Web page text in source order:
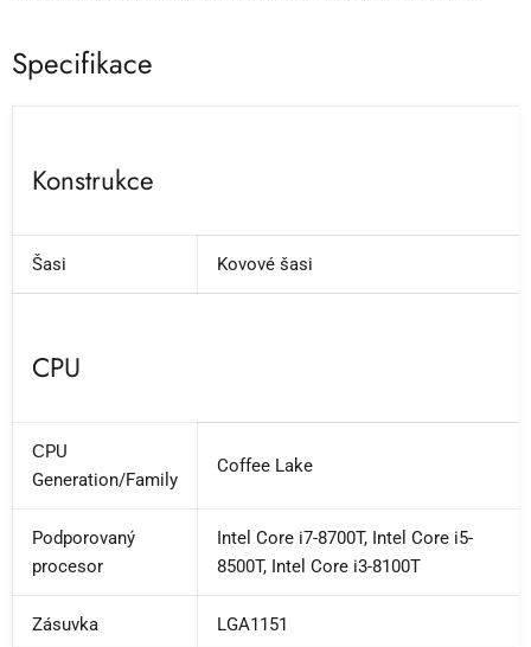
Specifikace
Konstrukce
Šasi Kovové šasi
CPU
СPU
Generation/Family
Coffee Lake
Podporovaný
procesor
Intel Core i7-8700T, Intel Core i5-
8500T, Intel Core i3-8100T
Zásuvka LGA1151